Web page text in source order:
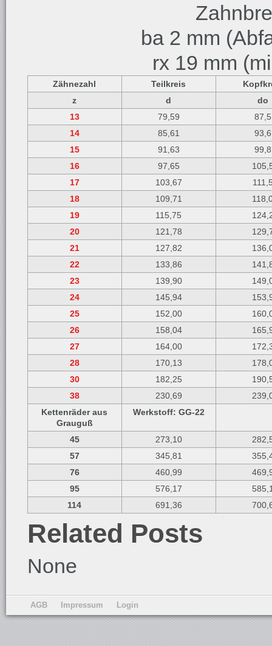
ba 2 mm
rx 19 mm
Zähnezahl Teilkreis
z
d
do
13
79,59
87,5
14
85,61
93,6
15
91,63
99,8
16
97,65
17
103,67
18
109,71
19
115,75
20
121,78
21
127,82
22
133,86
23
139,90
24
145,94
25
152,00
26
158,04
27
164,00
28
170,13
30
182,25
38
230,69
Kettenräder aus
Grauguß
Werkstoff: GG-22
45 273,10
57
345,81
76
460,99
95
576,17
114
691,36
Related Posts
None
AGB Impressum Login